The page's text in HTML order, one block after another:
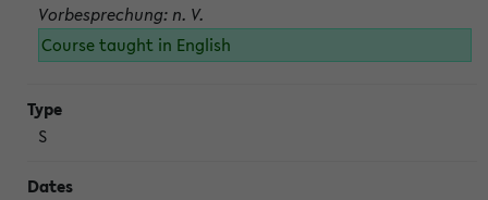
Vorbesprechung: n. V.
Course taught in English
S